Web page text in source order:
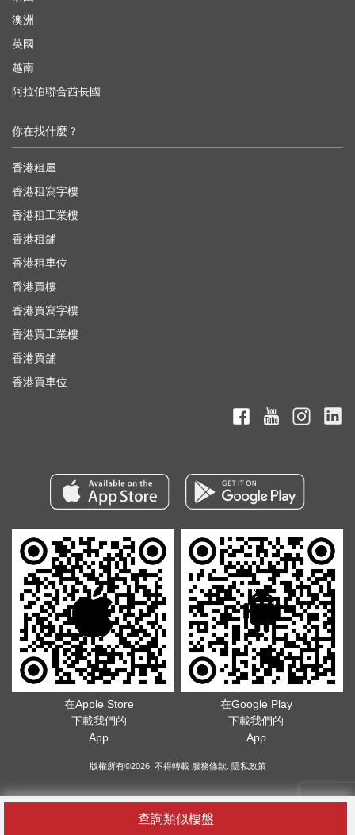
查詢類似樓盤
澳洲
英國
越南
阿拉伯聯合酋長國
你在找什麼？
香港租屋
香港租寫字樓
香港租工業樓
香港租舖
香港租車位
香港買樓
香港買寫字樓
香港買工業樓
香港買舖
香港買車位
在Apple Store
下載我們的
App
在Google Play
下載我們的
App
版權所有©2026. 不得轉載 服務條款 隱私政策